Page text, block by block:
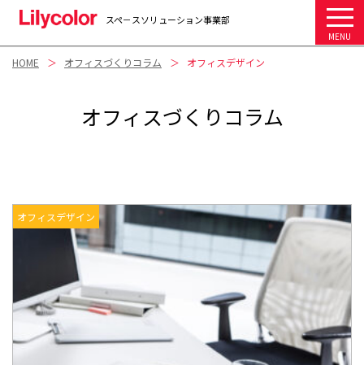
MENU
スペ－スソリューション事業部
HOME オフィスづくりコラム オフィスデザイン
オフィスづくりコラム
オフィスデザイン